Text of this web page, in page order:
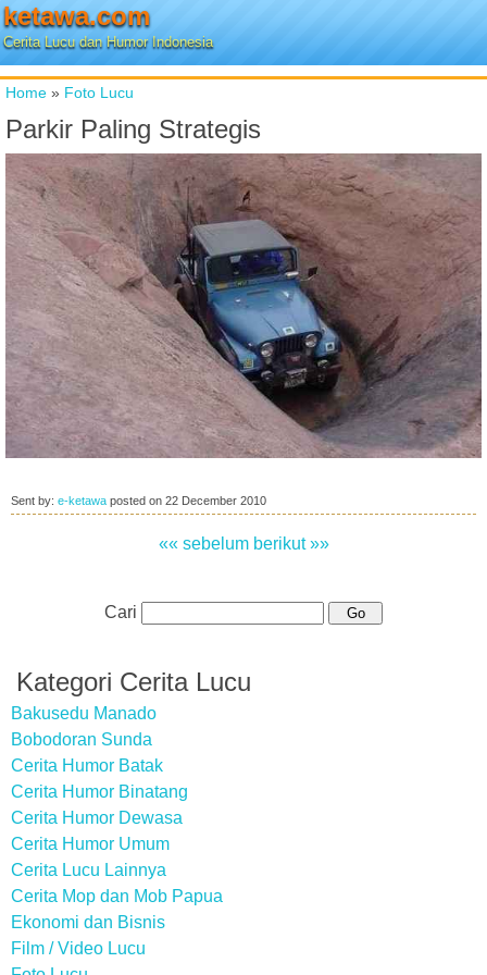
ketawa.com
Cerita Lucu dan Humor Indonesia
Home » Foto Lucu
Parkir Paling Strategis
Sent by: e-ketawa posted on 22 December 2010
«« sebelum berikut »»
Cari
Kategori Cerita Lucu
Bakusedu Manado
Bobodoran Sunda
Cerita Humor Batak
Cerita Humor Binatang
Cerita Humor Dewasa
Cerita Humor Umum
Cerita Lucu Lainnya
Cerita Mop dan Mob Papua
Ekonomi dan Bisnis
Film / Video Lucu